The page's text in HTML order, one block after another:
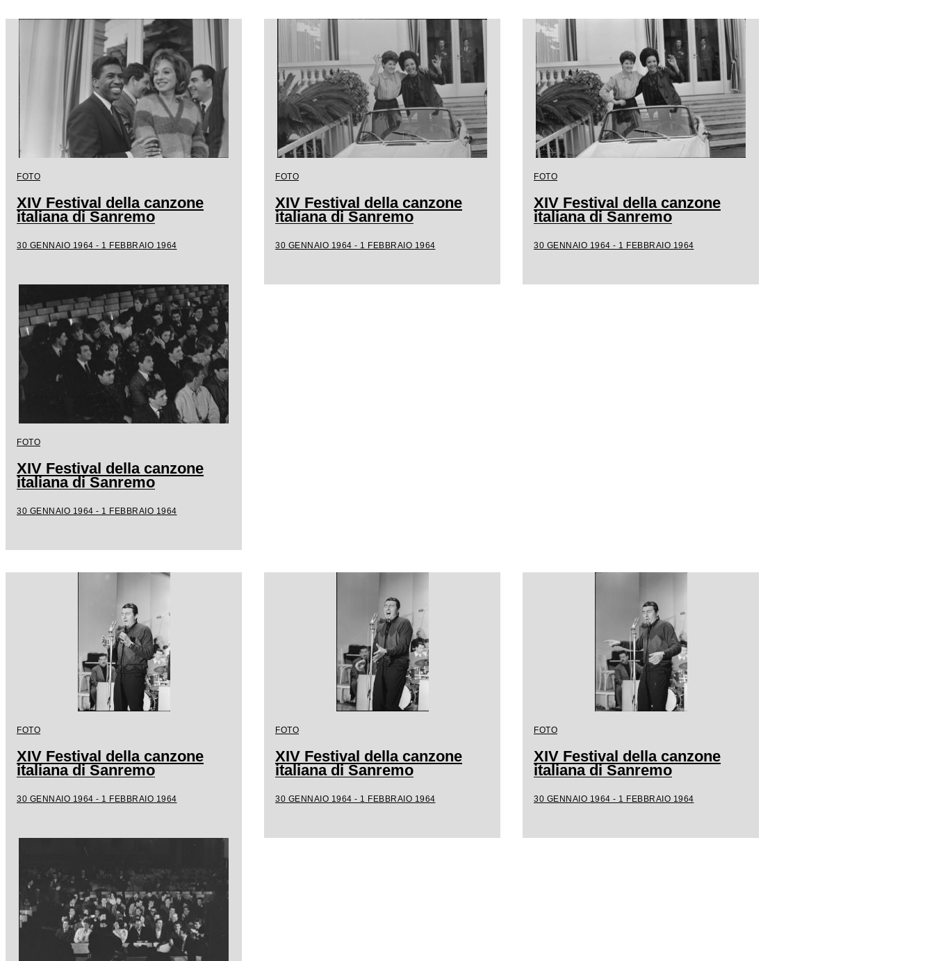
FOTO
XIV Festival della canzone
italiana di Sanremo
30 GENNAIO 1964 - 1 FEBBRAIO 1964
FOTO
XIV Festival della canzone
italiana di Sanremo
30 GENNAIO 1964 - 1 FEBBRAIO 1964
FOTO
XIV Festival della canzone
italiana di Sanremo
30 GENNAIO 1964 - 1 FEBBRAIO 1964
FOTO
XIV Festival della canzone
italiana di Sanremo
30 GENNAIO 1964 - 1 FEBBRAIO 1964
FOTO
XIV Festival della canzone
italiana di Sanremo
30 GENNAIO 1964 - 1 FEBBRAIO 1964
FOTO
XIV Festival della canzone
italiana di Sanremo
30 GENNAIO 1964 - 1 FEBBRAIO 1964
FOTO
XIV Festival della canzone
italiana di Sanremo
30 GENNAIO 1964 - 1 FEBBRAIO 1964